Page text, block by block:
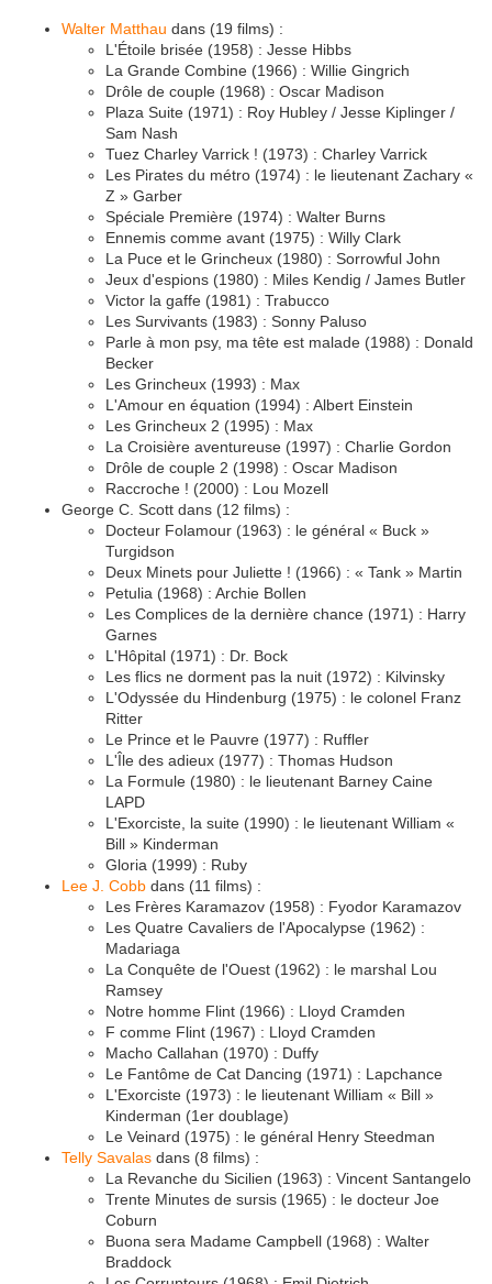
Walter Matthau dans (19 films) :
L'Étoile brisée (1958) : Jesse Hibbs
La Grande Combine (1966) : Willie Gingrich
Drôle de couple (1968) : Oscar Madison
Plaza Suite (1971) : Roy Hubley / Jesse Kiplinger /
Sam Nash
Tuez Charley Varrick ! (1973) : Charley Varrick
Les Pirates du métro (1974) : le lieutenant Zachary «
Z » Garber
Spéciale Première (1974) : Walter Burns
Ennemis comme avant (1975) : Willy Clark
La Puce et le Grincheux (1980) : Sorrowful John
Jeux d'espions (1980) : Miles Kendig / James Butler
Victor la gaffe (1981) : Trabucco
Les Survivants (1983) : Sonny Paluso
Parle à mon psy, ma tête est malade (1988) : Donald
Becker
Les Grincheux (1993) : Max
L'Amour en équation (1994) : Albert Einstein
Les Grincheux 2 (1995) : Max
La Croisière aventureuse (1997) : Charlie Gordon
Drôle de couple 2 (1998) : Oscar Madison
Raccroche ! (2000) : Lou Mozell
George C. Scott dans (12 films) :
Docteur Folamour (1963) : le général « Buck »
Turgidson
Deux Minets pour Juliette ! (1966) : « Tank » Martin
Petulia (1968) : Archie Bollen
Les Complices de la dernière chance (1971) : Harry
Garnes
L'Hôpital (1971) : Dr. Bock
Les flics ne dorment pas la nuit (1972) : Kilvinsky
L'Odyssée du Hindenburg (1975) : le colonel Franz
Ritter
Le Prince et le Pauvre (1977) : Ruffler
L'Île des adieux (1977) : Thomas Hudson
La Formule (1980) : le lieutenant Barney Caine
LAPD
L'Exorciste, la suite (1990) : le lieutenant William «
Bill » Kinderman
Gloria (1999) : Ruby
Lee J. Cobb dans (11 films) :
Les Frères Karamazov (1958) : Fyodor Karamazov
Les Quatre Cavaliers de l'Apocalypse (1962) :
Madariaga
La Conquête de l'Ouest (1962) : le marshal Lou
Ramsey
Notre homme Flint (1966) : Lloyd Cramden
F comme Flint (1967) : Lloyd Cramden
Macho Callahan (1970) : Duffy
Le Fantôme de Cat Dancing (1971) : Lapchance
L'Exorciste (1973) : le lieutenant William « Bill »
Kinderman (1er doublage)
Le Veinard (1975) : le général Henry Steedman
Telly Savalas dans (8 films) :
La Revanche du Sicilien (1963) : Vincent Santangelo
Trente Minutes de sursis (1965) : le docteur Joe
Coburn
Buona sera Madame Campbell (1968) : Walter
Braddock